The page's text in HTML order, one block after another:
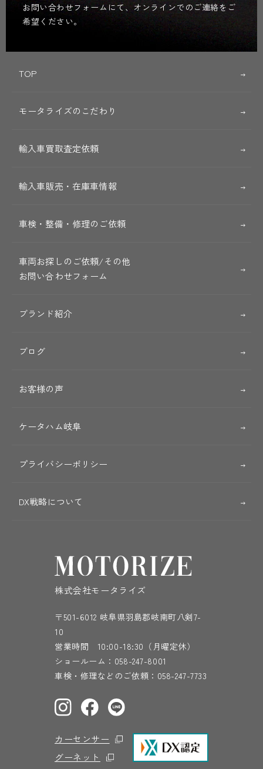
お問い合わせフォームにて、オンラインでのご連絡をご
希望ください。
TOP
モータライズのこだわり
輸入車買取査定依頼
輸入車販売・在庫車情報
車検・整備・修理のご依頼
車両お探しのご依頼/その他
お問い合わせフォーム
ブランド紹介
ブログ
お客様の声
ケータハム岐阜
プライバシーポリシー
DX戦略について
株式会社モータライズ
〒501-6012 岐阜県羽島郡岐南町八剣7-
10
営業時間 10:00-18:30（月曜定休）
ショールーム： 058-247-8001
車検・修理などのご依頼： 058-247-7733
カーセンサー
グーネット